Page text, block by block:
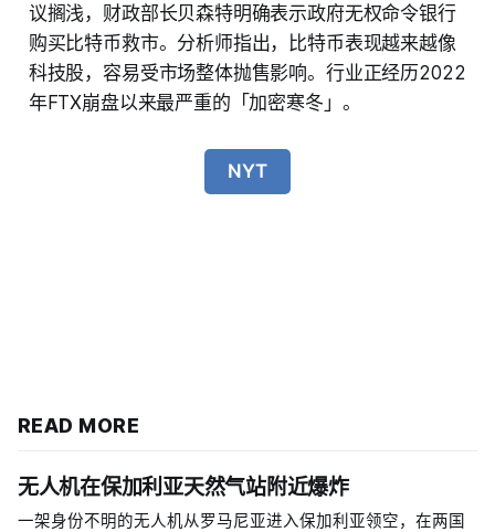
议搁浅，财政部长贝森特明确表示政府无权命令银行
购买比特币救市。分析师指出，比特币表现越来越像
科技股，容易受市场整体抛售影响。行业正经历2022
年FTX崩盘以来最严重的「加密寒冬」。
NYT
READ MORE
无人机在保加利亚天然气站附近爆炸
一架身份不明的无人机从罗马尼亚进入保加利亚领空，在两国